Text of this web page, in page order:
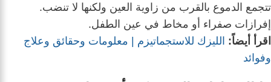
تتجمع الدموع بالقرب من زاوية العين ولكنها لا تنضب.
إفرازات صفراء أو مخاط في عين الطفل.
اقرأ أيضاً: الليزك للاستجماتيزم | معلومات وحقائق وعلاج
وفوائد